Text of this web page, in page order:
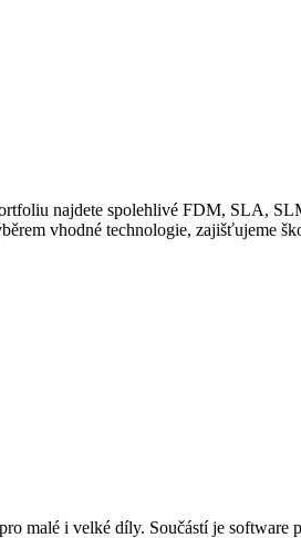
najdete spolehlivé FDM, SLA,
vhodné technologie, zajišťujeme
malé i velké díly. Součástí je software